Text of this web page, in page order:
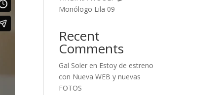
Monólogo Lila 09
Recent
Comments
Gal Soler en Estoy de estreno
con Nueva WEB y nuevas
FOTOS